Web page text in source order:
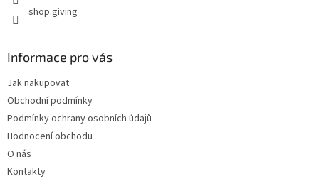
shop.giving
Informace pro vás
Jak nakupovat
Obchodní podmínky
Podmínky ochrany osobních údajů
Hodnocení obchodu
O nás
Kontakty